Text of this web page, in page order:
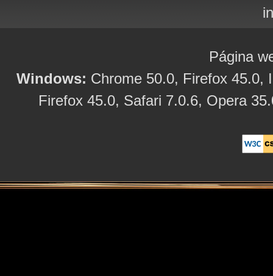
Página
Windows: Chrome 50.0, Firefox 45.0,
Firefox 45.0, Safari 7.0.6, Opera